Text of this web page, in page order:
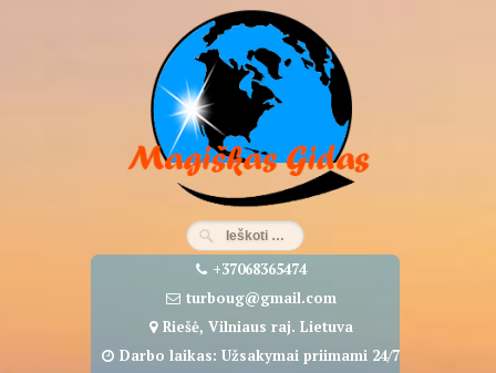
+37068365474
turboug@gmail.com
Riešė, Vilniaus raj. Lietuva
Darbo laikas: Užsakymai priimami 24/7